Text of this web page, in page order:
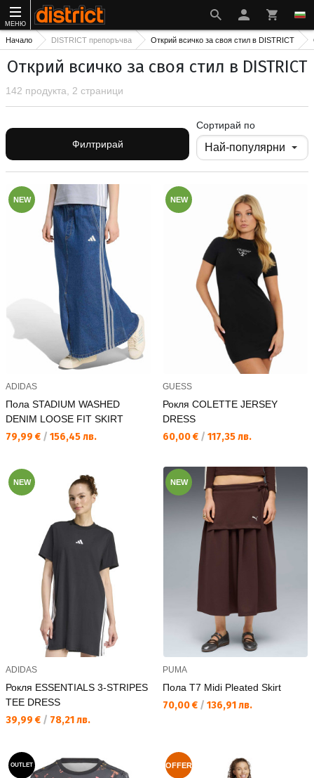
МЕНЮ
Начало DISTRICT препоръчва Открий всичко за своя стил в DISTRICT
Открий всичко за своя стил в DISTRICT
142 продукта, 2 страници
Филтрирай
Сортирай по
NEW
ADIDAS
Пола STADIUM WASHED
DENIM LOOSE FIT SKIRT
Текуща цена:
79,99 € / 156,45 лв.
NEW
GUESS
Рокля COLETTE JERSEY
DRESS
Текуща цена:
60,00 € / 117,35 лв.
NEW
ADIDAS
Рокля ESSENTIALS 3-STRIPES
TEE DRESS
Текуща цена:
39,99 € / 78,21 лв.
NEW
PUMA
Пола T7 Midi Pleated Skirt
Текуща цена:
70,00 € / 136,91 лв.
OUTLET OFFER